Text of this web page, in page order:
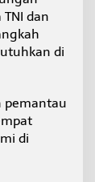
dan
di
pemantau
di